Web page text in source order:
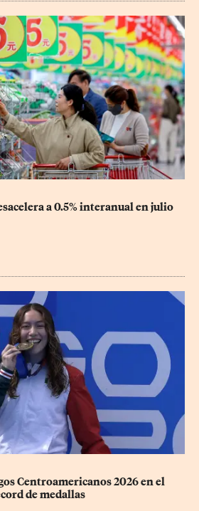
a 0.5% interanual en julio
Centroamericanos 2026 en el
de medallas